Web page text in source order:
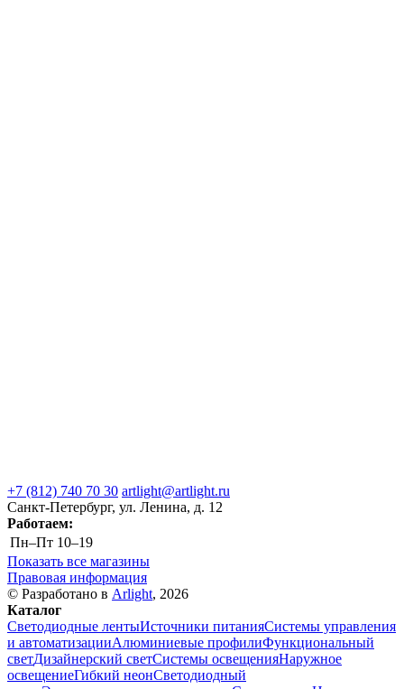
+7 (812) 740 70 30 artlight@artlight.ru
Санкт-Петербург, ул. Ленина, д. 12
Работаем:
Пн–Пт 10–19
Показать все магазины
Правовая информация
© Разработано в Arlight, 2026
Каталог
Светодиодные лентыИсточники питанияСистемы управления
и автоматизацииАлюминиевые профилиФункциональный
светДизайнерский светСистемы освещенияНаружное
освещениеГибкий неонСветодиодный